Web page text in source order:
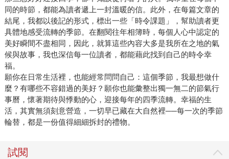
同的時節，都能為讀者遞上一封溫暖的信。此外，在每篇文章的
結尾，我都以後記的形式，標出一些「時令課題」，幫助讀者更
具體地感受流轉的季節。在翻閱往年相簿時，每個人心中認定的
美好瞬間不盡相同，因此，就算這些內容大多是我所在之地的氣
候與故事，我也深信每一位讀者，都能藉此找到自己的時令幸
福。
願你在日常生活裡，也能經常問問自己：這個季節，我最想做什
麼？有哪些不容錯過的美好？願你也能彙整出獨一無二的節氣行
事曆，懷著期待與悸動的心，迎接每年的四季流轉。幸福的生
活，其實無須刻意營造，一切早已藏在大自然裡──每一次的季節
輪替，都是一份值得細細拆封的禮物。
試閱